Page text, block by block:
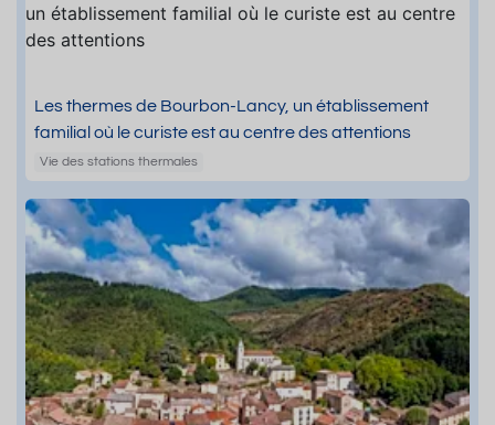
Les thermes de Bourbon-Lancy, un établissement
familial où le curiste est au centre des attentions
Vie des stations thermales